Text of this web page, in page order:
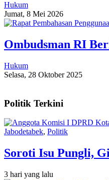
Hukum
Jumat, 8 Mei 2026
Ombudsman RI
Hukum
Selasa, 28 Oktober 2025
Politik Terkini
Jabodetabek, Politik
Soroti Isu Pungli,
3 hari yang lalu